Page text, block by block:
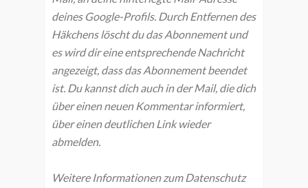
deines Google-Profils. Durch Entfernen des
Häkchens löscht du das Abonnement und
es wird dir eine entsprechende Nachricht
angezeigt, dass das Abonnement beendet
ist. Du kannst dich auch in der Mail, die dich
über einen neuen Kommentar informiert,
über einen deutlichen Link wieder
abmelden.
Weitere Informationen zum Datenschutz